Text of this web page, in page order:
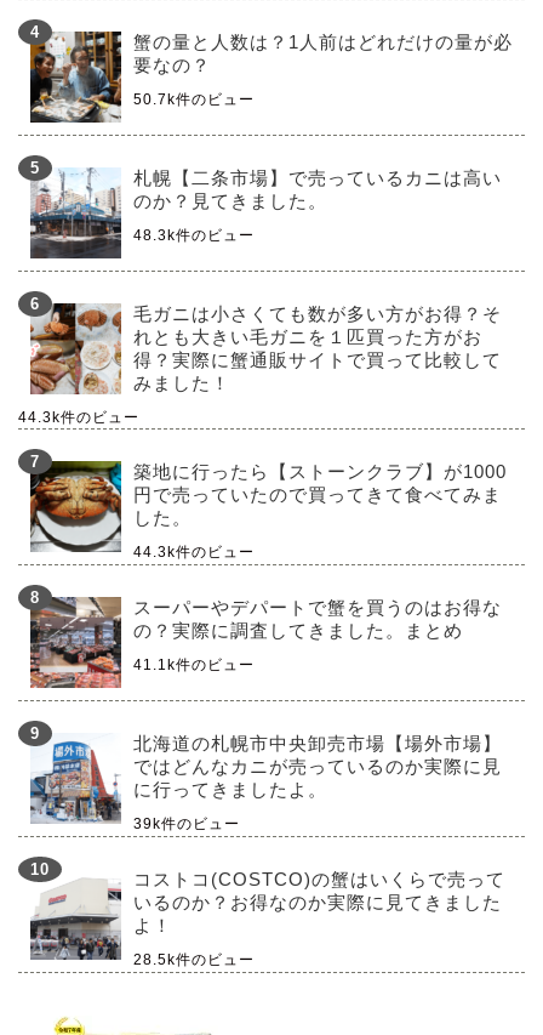
蟹の量と人数は？1人前はどれだけの量が必
要なの？
50.7k件のビュー
札幌【二条市場】で売っているカニは高い
のか？見てきました。
48.3k件のビュー
毛ガニは小さくても数が多い方がお得？そ
れとも大きい毛ガニを１匹買った方がお
得？実際に蟹通販サイトで買って比較して
みました！
44.3k件のビュー
築地に行ったら【ストーンクラブ】が1000
円で売っていたので買ってきて食べてみま
した。
44.3k件のビュー
スーパーやデパートで蟹を買うのはお得な
の？実際に調査してきました。まとめ
41.1k件のビュー
北海道の札幌市中央卸売市場【場外市場】
ではどんなカニが売っているのか実際に見
に行ってきましたよ。
39k件のビュー
コストコ(COSTCO)の蟹はいくらで売って
いるのか？お得なのか実際に見てきました
よ！
28.5k件のビュー